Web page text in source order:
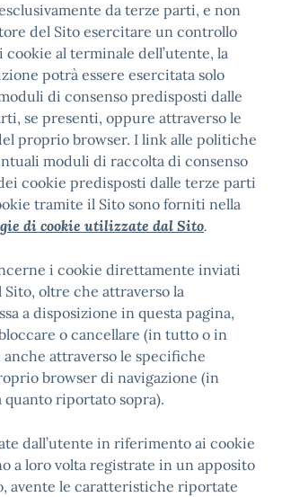
da terze parti, e non
del Sito esercitare un controllo
cookie al terminale dell’utente, la
potrà essere esercitata solo
di consenso predisposti dalle
se presenti, oppure attraverso le
proprio browser. I link alle politiche
moduli di raccolta di consenso
cookie predisposti dalle terze parti
tramite il Sito sono forniti nella
di cookie utilizzate dal Sito.
i cookie direttamente inviati
Sito, oltre che attraverso la
a disposizione in questa pagina,
o cancellare (in tutto o in
attraverso le specifiche
browser di navigazione (in
quanto riportato sopra).
dall’utente in riferimento ai cookie
a loro volta registrate in un apposito
avente le caratteristiche riportate